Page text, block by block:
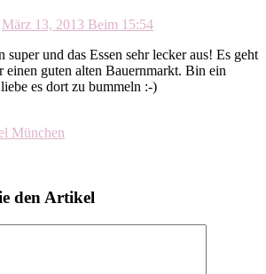
März 13, 2013 Beim 15:54
super und das Essen sehr lecker aus! Es geht
einen guten alten Bauernmarkt. Bin ein
es dort zu bummeln :-)
München
den Artikel